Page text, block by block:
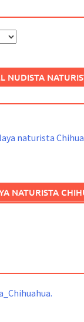
NUDISTA
naturista
NATURISTA